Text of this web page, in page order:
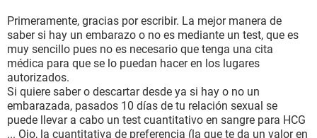
Primeramente, gracias por escribir. La mejor manera de
saber si hay un embarazo o no es mediante un test, que es
muy sencillo pues no es necesario que tenga una cita
médica para que se lo puedan hacer en los lugares
autorizados.
Si quiere saber o descartar desde ya si hay o no un
embarazada, pasados 10 días de tu relación sexual se
puede llevar a cabo un test cuantitativo en sangre para HCG
... Ojo, la cuantitativa de preferencia (la que te da un valor en